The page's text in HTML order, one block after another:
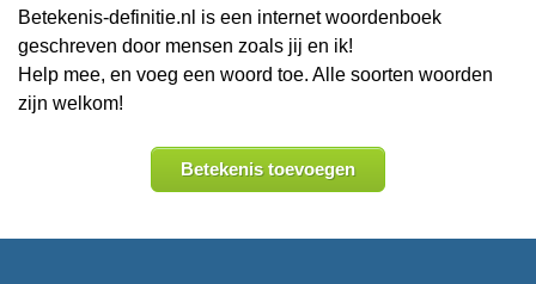
Betekenis-definitie.nl is een internet woordenboek
geschreven door mensen zoals jij en ik!
Help mee, en voeg een woord toe. Alle soorten woorden
zijn welkom!
Betekenis toevoegen